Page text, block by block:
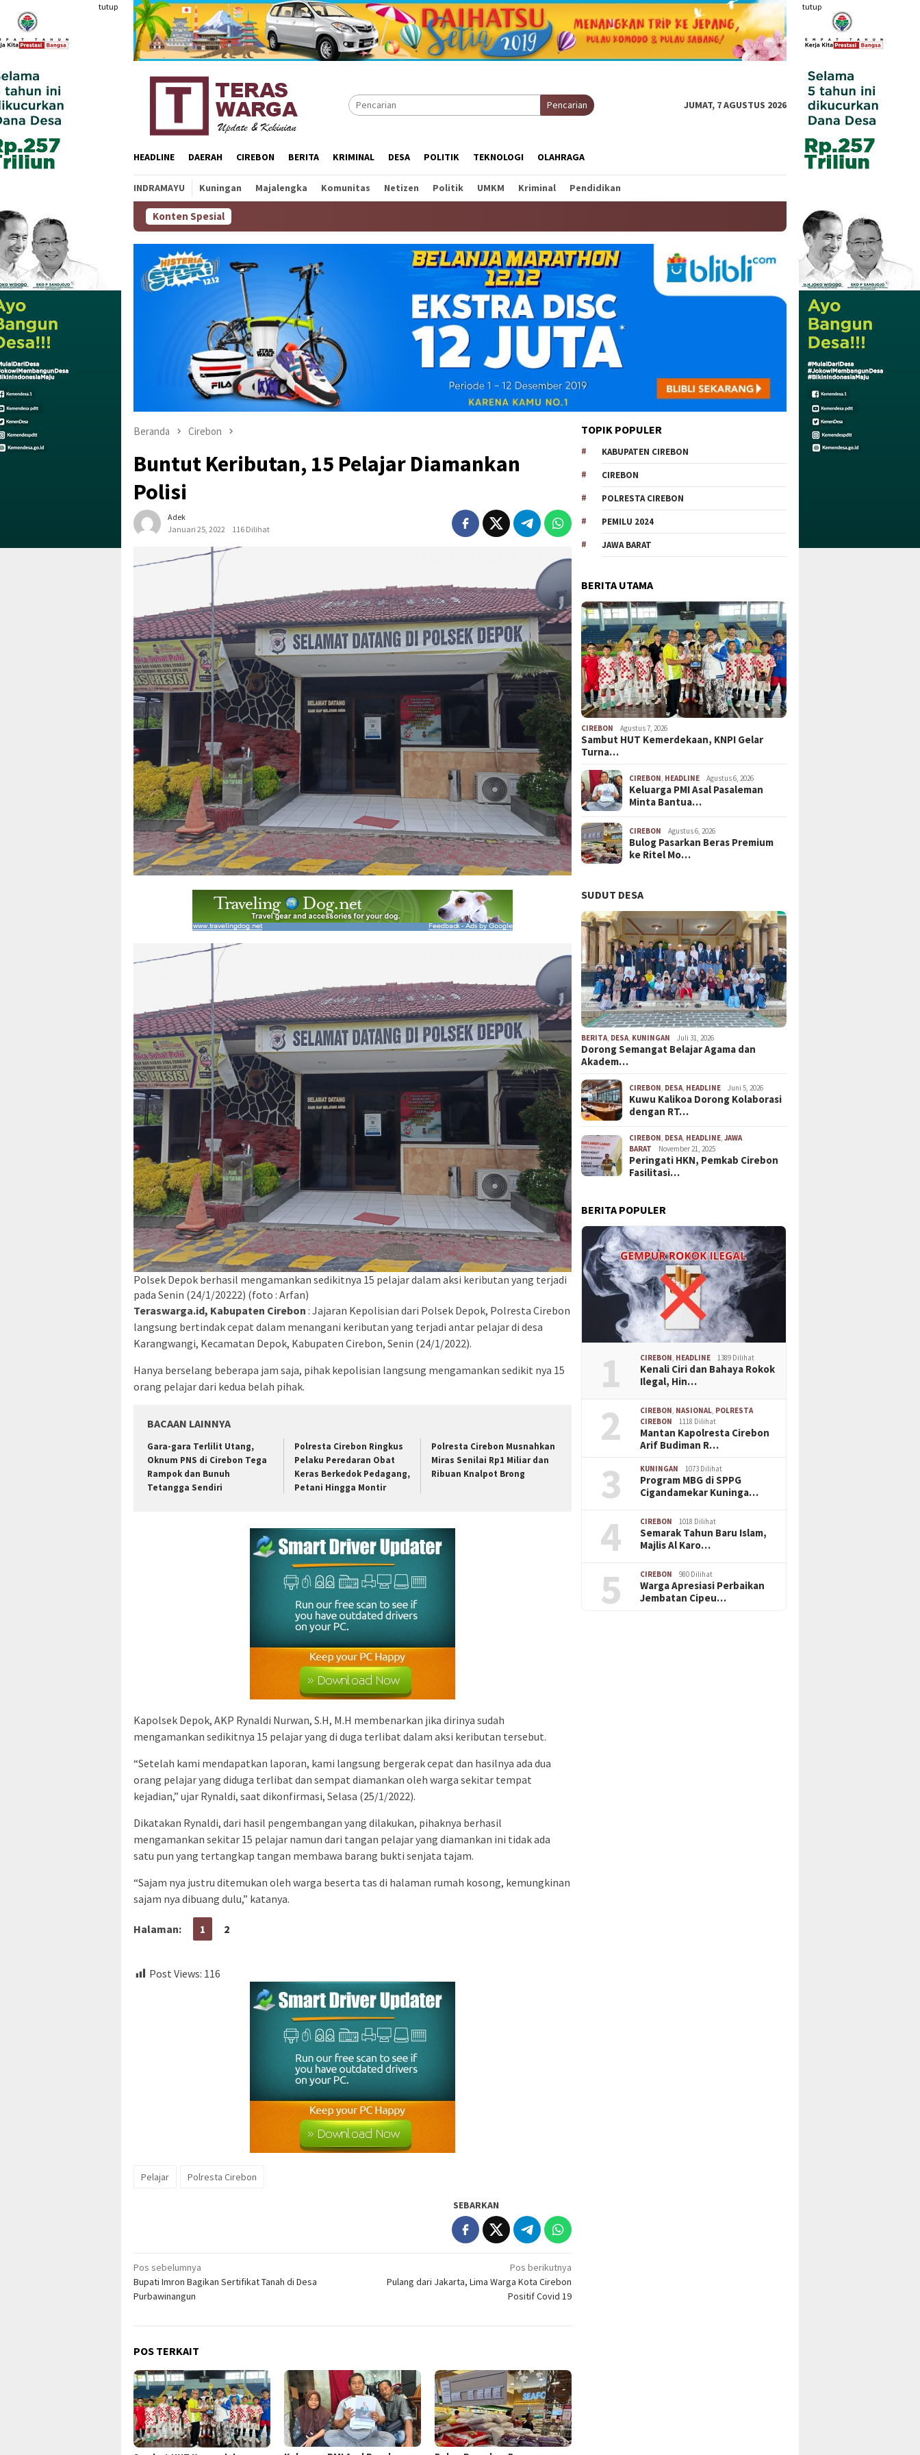
Loncat
konten
tutup tutup
Pencarian JUMAT, 7 AGUSTUS 2026
HEADLINE DAERAH CIREBON BERITA KRIMINAL DESA POLITIK TEKNOLOGI OLAHRAGA
INDRAMAYU Kuningan Majalengka Komunitas Netizen Politik UMKM Kriminal Pendidikan
Konten Spesial
Beranda Cirebon
Buntut Keributan, 15 Pelajar Diamankan
Polisi
Adek
Januari 25, 2022
116 Dilihat
Polsek Depok berhasil mengamankan sedikitnya 15 pelajar dalam aksi keributan yang terjadi
pada Senin (24/1/20222) (foto : Arfan)
Teraswarga.id, Kabupaten Cirebon : Jajaran Kepolisian dari Polsek Depok, Polresta Cirebon
langsung bertindak cepat dalam menangani keributan yang terjadi antar pelajar di desa
Karangwangi, Kecamatan Depok, Kabupaten Cirebon, Senin (24/1/2022).
Hanya berselang beberapa jam saja, pihak kepolisian langsung mengamankan sedikit nya 15
orang pelajar dari kedua belah pihak.
BACAAN LAINNYA
Gara-gara Terlilit Utang,
Oknum PNS di Cirebon Tega
Rampok dan Bunuh
Tetangga Sendiri
Polresta Cirebon Ringkus
Pelaku Peredaran Obat
Keras Berkedok Pedagang,
Petani Hingga Montir
Polresta Cirebon Musnahkan
Miras Senilai Rp1 Miliar dan
Ribuan Knalpot Brong
Kapolsek Depok, AKP Rynaldi Nurwan, S.H, M.H membenarkan jika dirinya sudah
mengamankan sedikitnya 15 pelajar yang di duga terlibat dalam aksi keributan tersebut.
“Setelah kami mendapatkan laporan, kami langsung bergerak cepat dan hasilnya ada dua
orang pelajar yang diduga terlibat dan sempat diamankan oleh warga sekitar tempat
kejadian,” ujar Rynaldi, saat dikonfirmasi, Selasa (25/1/2022).
Dikatakan Rynaldi, dari hasil pengembangan yang dilakukan, pihaknya berhasil
mengamankan sekitar 15 pelajar namun dari tangan pelajar yang diamankan ini tidak ada
satu pun yang tertangkap tangan membawa barang bukti senjata tajam.
“Sajam nya justru ditemukan oleh warga beserta tas di halaman rumah kosong, kemungkinan
sajam nya dibuang dulu,” katanya.
Halaman: 1 2
Post Views: 116
Pelajar Polresta Cirebon
SEBARKAN
Navigasi
pos
Pos sebelumnya
Bupati Imron Bagikan Sertifikat Tanah di Desa
Purbawinangun
Pos berikutnya
Pulang dari Jakarta, Lima Warga Kota Cirebon
Positif Covid 19
POS TERKAIT
TOPIK POPULER
KABUPATEN CIREBON
CIREBON
POLRESTA CIREBON
PEMILU 2024
JAWA BARAT
BERITA UTAMA
CIREBON Agustus 7, 2026
Sambut HUT Kemerdekaan, KNPI Gelar
Turna…
CIREBON, HEADLINE Agustus 6, 2026
Keluarga PMI Asal Pasaleman
Minta Bantua…
CIREBON Agustus 6, 2026
Bulog Pasarkan Beras Premium
ke Ritel Mo…
SUDUT DESA
BERITA, DESA, KUNINGAN Juli 31, 2026
Dorong Semangat Belajar Agama dan
Akadem…
CIREBON, DESA, HEADLINE Juni 5, 2026
Kuwu Kalikoa Dorong Kolaborasi
dengan RT…
CIREBON, DESA, HEADLINE,JAWA
BARAT
November 21, 2025
Peringati HKN, Pemkab Cirebon
Fasilitasi…
BERITA POPULER
1 CIREBON HEADLINE 1389 Dilihat
Kenali Ciri dan Bahaya Rokok
Ilegal, Hin…
2 CIREBON NASIONAL POLRESTA
CIREBON
1118 Dilihat
Mantan Kapolresta Cirebon
Arif Budiman R…
3 KUNINGAN 1073 Dilihat
Program MBG di SPPG
Cigandamekar Kuninga…
4 CIREBON 1018 Dilihat
Semarak Tahun Baru Islam,
Majlis Al Karo…
5 CIREBON 980 Dilihat
Warga Apresiasi Perbaikan
Jembatan Cipeu…